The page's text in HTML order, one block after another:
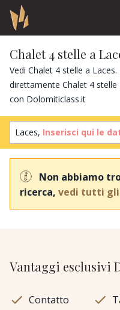
Chalet 4 stelle a
Vedi Chalet 4 stelle a
direttamente Chalet 4 stelle
con Dolomiticlass.it
Laces, Inserisci qui le
Non abbiamo
ricerca, vedi tutti
Vantaggi esclusivi
Contatto